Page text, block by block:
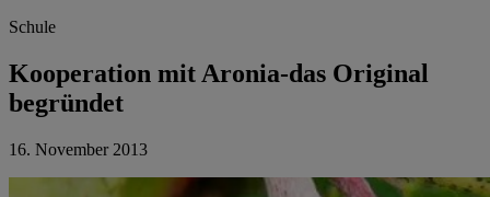
Schule
Kooperation mit Aronia-das Original
begründet
16. November 2013